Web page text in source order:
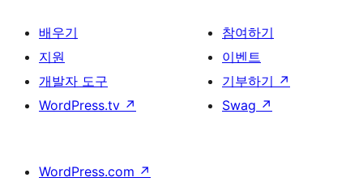
배우기
지원
개발자 도구
WordPress.tv ↗
참여하기
이벤트
기부하기 ↗
Swag ↗
WordPress.com ↗